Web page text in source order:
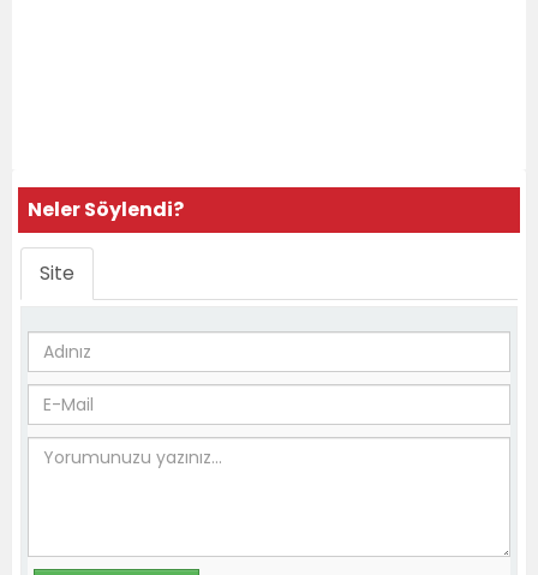
Neler Söylendi?
Site